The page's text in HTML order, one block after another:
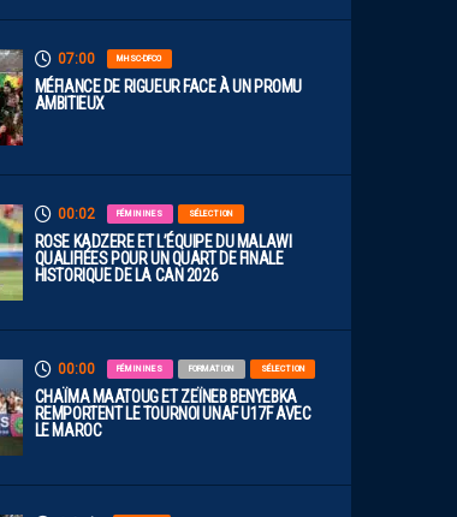
07:00 MHSC-DFCO
MÉFIANCE DE RIGUEUR FACE À UN PROMU
AMBITIEUX
00:02 FÉMININES SÉLECTION
ROSE KADZERE ET L’ÉQUIPE DU MALAWI
QUALIFIÉES POUR UN QUART DE FINALE
HISTORIQUE DE LA CAN 2026
00:00 FÉMININES FORMATION SÉLECTION
CHAÏMA MAATOUG ET ZEÏNEB BENYEBKA
REMPORTENT LE TOURNOI UNAF U17F AVEC
LE MAROC